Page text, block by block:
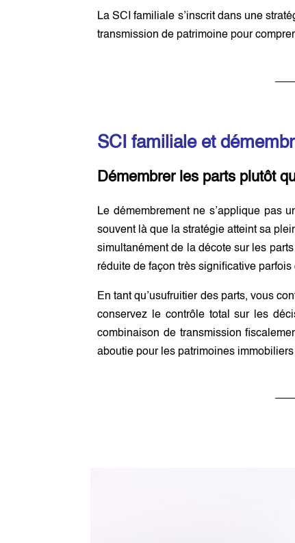
La SCI familiale s’inscrit dans une
transmission de patrimoine pour
SCI familiale et
Démembrer les parts plutôt
Le démembrement ne s’applique pas
souvent là que la stratégie atteint sa
simultanément de la décote sur les
réduite de façon très significative
En tant qu’usufruitier des parts, vous
conservez le contrôle total sur les
combinaison de transmission
aboutie pour les patrimoines